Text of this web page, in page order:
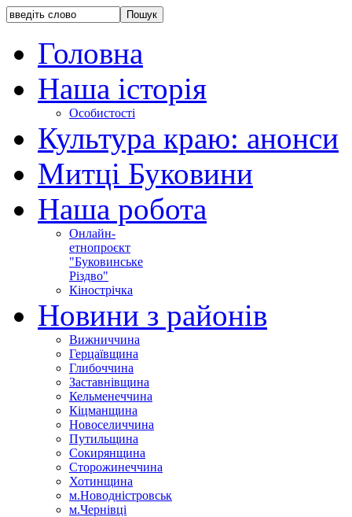
Головна
Наша історія
Особистості
Культура краю: анонси
Митці Буковини
Наша робота
Онлайн-
етнопроєкт
"Буковинське
Різдво"
Кінострічка
Новини з районів
Вижниччина
Герцаївщина
Глибоччина
Заставнівщина
Кельменеччина
Кіцманщина
Новоселиччина
Путильщина
Сокирянщина
Сторожинеччина
Хотинщина
м.Новодністровськ
м.Чернівці